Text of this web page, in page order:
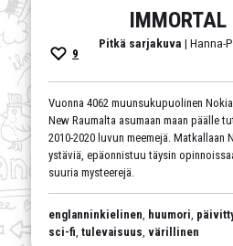
IMMORTAL
Pitkä sarjakuva | Hanna-
9
Vuonna 4062 muunsukupuolinen
New Raumalta asumaan maan päälle
2010-2020 luvun meemejä. Matkallaan
ystäviä, epäonnistuu täysin
suuria mysteerejä.
englanninkielinen, huumori,
sci-fi,tulevaisuus,värillinen